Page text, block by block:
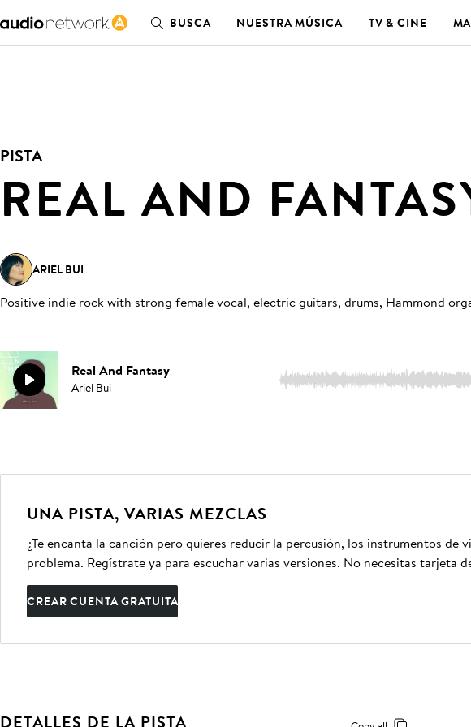
BUSCA NUESTRA MÚSICA TV & CINE
PISTA
REAL AND
ARIEL BUI
Positive indie rock with strong female vocal, electric guitars, drums, Hammond
Real And Fantasy
Ariel Bui 3:10
UNA PISTA, VARIAS MEZCLAS
¿Te encanta la canción pero quieres reducir la percusión, los instrumentos de
problema. Regístrate ya para escuchar varias versiones. No necesitas tarjeta
CREAR CUENTA GRATUITA
DETALLES DE LA PISTA